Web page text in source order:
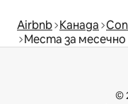
Airbnb Канада
Места за
©